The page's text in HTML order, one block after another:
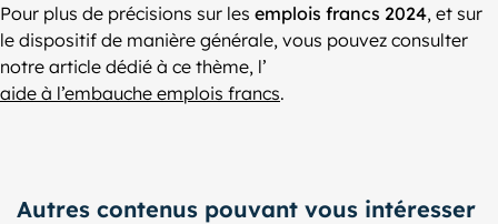
Pour plus de précisions sur les emplois francs 2024, et sur
le dispositif de manière générale, vous pouvez consulter
notre article dédié à ce thème, l’
aide à l’embauche emplois francs.
Autres contenus pouvant vous intéresser